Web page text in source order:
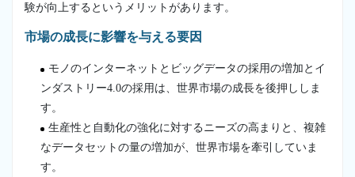
験が向上するというメリットがあります。
市場の成長に影響を与える要因
モノのインターネットとビッグデータの採用の増加とイ
ンダストリー4.0の採用は、世界市場の成長を後押ししま
す。
生産性と自動化の強化に対するニーズの高まりと、複雑
なデータセットの量の増加が、世界市場を牽引していま
す。